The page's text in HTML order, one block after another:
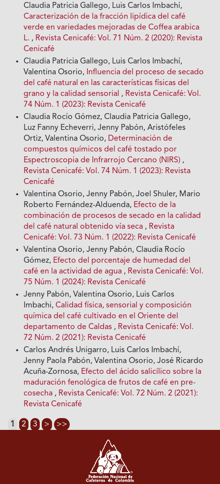
Claudia Patricia Gallego, Luis Carlos Imbachí,
Caracterización de la fracción lipídica del café
verde en variedades mejoradas de Coffea arabica
L. , Revista Cenicafé: Vol. 71 Núm. 2 (2020): Revista
Cenicafé
Claudia Patricia Gallego, Luis Carlos Imbachí,
Valentina Osorio, Influencia del proceso de secado
del café natural en las características físicas del
grano y la calidad sensorial , Revista Cenicafé: Vol.
74 Núm. 1 (2023): Revista Cenicafé
Claudia Rocío Gómez, Claudia Patricia Gallego,
Luz Fanny Echeverri, Jenny Pabón, Aristófeles
Ortiz, Valentina Osorio, Determinación de
compuestos químicos del café tostado por
Espectroscopia de Infrarrojo Cercano (NIRS) ,
Revista Cenicafé: Vol. 74 Núm. 1 (2023): Revista
Cenicafé
Valentina Osorio, Jenny Pabón, Joel Shuler, Mario
Roberto Fernández-Alduenda, Efecto de la
combinación de procesos de secado en la calidad
del café natural obtenido vía seca , Revista
Cenicafé: Vol. 73 Núm. 1 (2022): Revista Cenicafé
Valentina Osorio, Jenny Pabón, Claudia Rocío
Gómez, Efecto del porcentaje de humedad del
café en la actividad de agua , Revista Cenicafé: Vol.
75 Núm. 1 (2024): Revista Cenicafé
Jenny Pabón, Valentina Osorio, Luis Carlos
Imbachi,Calidad física, sensorial y composición
química del café cultivado en el Oriente del
departamento de Caldas , Revista Cenicafé: Vol.
72 Núm. 2 (2021): Revista Cenicafé
Carlos Andrés Unigarro, Luis Carlos Imbachí,
Jenny Paola Pabón, Valentina Osorio, José Ricardo
Acuña-Zornosa, Efecto del ácido salicílico sobre la
maduración fenológica de frutos de café en pre-
cosecha , Revista Cenicafé: Vol. 72 Núm. 2 (2021):
Revista Cenicafé
1 2 3 > >>